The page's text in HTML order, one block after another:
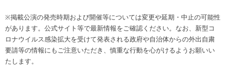
※掲載公演の発売時期および開催等については変更や延期・中止の可能性
があります。公式サイト等で最新情報をご確認ください。なお、新型コ
ロナウイルス感染拡大を受けて発表される政府や自治体からの外出自粛
要請等の情報にもご注意いただき、慎重な行動を心がけるようお願いい
たします。